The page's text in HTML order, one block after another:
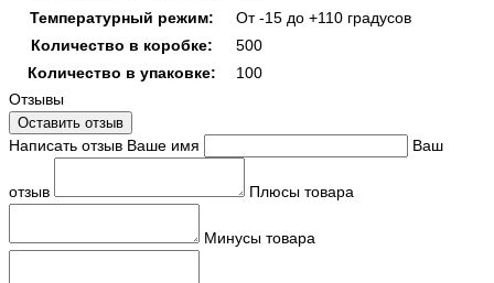
Температурный режим:
От -15 до +110 градусов
Количество в коробке:
500
Количество в упаковке:
100
Отзывы
Оставить отзыв
Написать отзыв Ваше имя Ваш
отзыв Плюсы товара
Минусы товара